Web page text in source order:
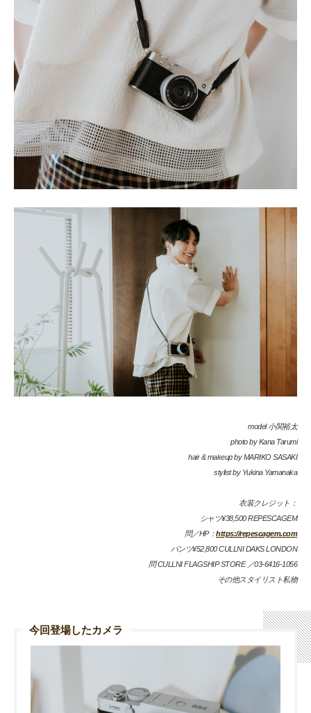
model 小関裕太
photo by Kana Tarumi
hair & makeup by MARIKO SASAKI
stylist by Yukina Yamanaka
衣装クレジット：
シャツ¥38,500 REPESCAGEM
問／HP：https://repescagem.com
パンツ¥52,800 CULLNI DAKS LONDON
問 CULLNI FLAGSHIP STORE ／03-6416-1056
その他スタイリスト私物
今回登場したカメラ